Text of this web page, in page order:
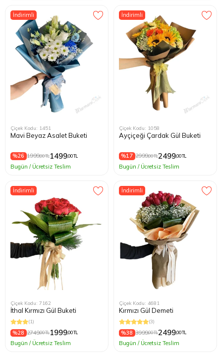
İndirimli
Çiçek Kodu: 1451
Mavi Beyaz Asalet Buketi
%26 1999,00 TL1499,00 TL
Bugün / Ücretsiz Teslim
İndirimli
Çiçek Kodu: 1058
Ayçiçeği Çardak Gül Buketi
%17 2999,00 TL2499,00 TL
Bugün / Ücretsiz Teslim
İndirimli
Çiçek Kodu: 7162
İthal Kırmızı Gül Buketi
(1)
%28 2749,00 TL1999,00 TL
Bugün / Ücretsiz Teslim
İndirimli
Çiçek Kodu: 4681
Kırmızı Gül Demeti
(3)
%38 3999,00 TL2499,00 TL
Bugün / Ücretsiz Teslim